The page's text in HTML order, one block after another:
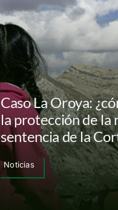
Caso La Oroya:
la protección de la
sentencia de la
Noticias